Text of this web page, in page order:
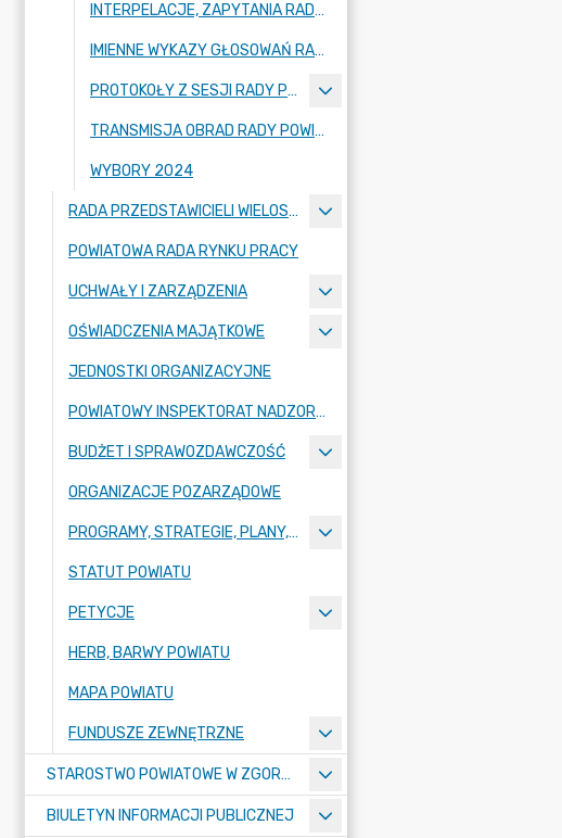
INTERPELACJE, ZAPYTANIA RADNYCH
IMIENNE WYKAZY GŁOSOWAŃ RADNYCH
PROTOKOŁY Z SESJI RADY POWIATU ZGORZELECKIEGO
TRANSMISJA OBRAD RADY POWIATU ZGORZELECKIEGO
WYBORY 2024
RADA PRZEDSTAWICIELI WIELOSPECJALISTYCZNEGO ZESPOŁU OPIEKI ZDROWOTNEJ "BOLESŁAWIEC-ZGORZELEC" SAMODZIELNEGO PUBLICZNEGO ZAKŁADU OPIEKI ZDROWOTNEJ
POWIATOWA RADA RYNKU PRACY
UCHWAŁY I ZARZĄDZENIA
OŚWIADCZENIA MAJĄTKOWE
JEDNOSTKI ORGANIZACYJNE
POWIATOWY INSPEKTORAT NADZORU BUDOWLANEGO
BUDŻET I SPRAWOZDAWCZOŚĆ
ORGANIZACJE POZARZĄDOWE
PROGRAMY, STRATEGIE, PLANY, RAPORTY
STATUT POWIATU
PETYCJE
HERB, BARWY POWIATU
MAPA POWIATU
FUNDUSZE ZEWNĘTRZNE
STAROSTWO POWIATOWE W ZGORZELCU
BIULETYN INFORMACJI PUBLICZNEJ